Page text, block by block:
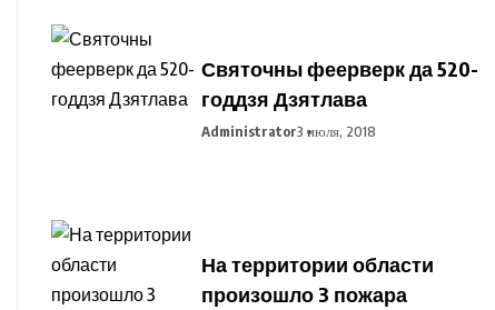
Святочны феерверк да 520-
годдзя Дзятлава
Administrator3 июля, 2018
На территории области
произошло 3 пожара